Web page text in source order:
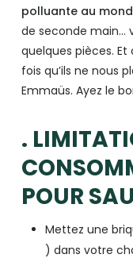
polluante au
de seconde main…
quelques pièces.
fois qu’ils ne nous
Emmaüs. Ayez le
.
POUR
Mettez une
) dans votre